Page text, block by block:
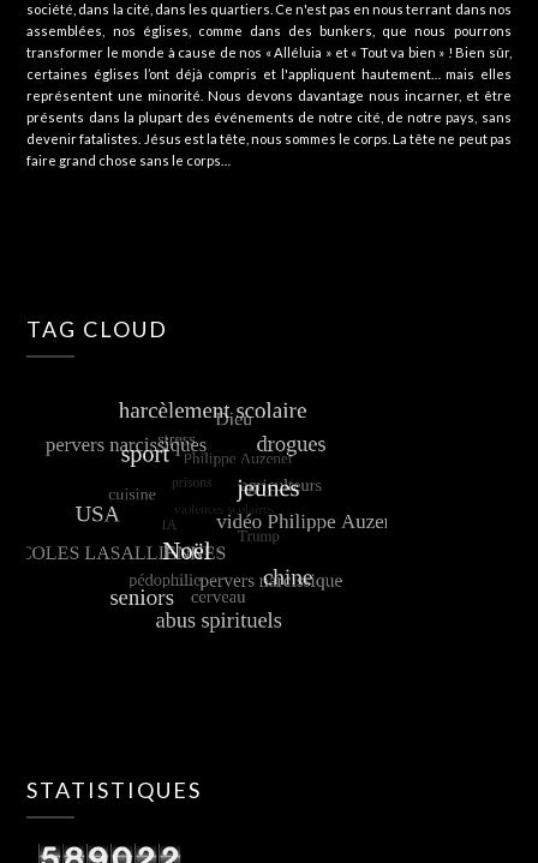
société, dans la cité, dans les quartiers. Ce n'est pas en nous terrant dans nos
assemblées, nos églises, comme dans des bunkers, que nous pourrons
transformer le monde à cause de nos « Alléluia » et « Tout va bien » ! Bien sûr,
certaines églises l’ont déjà compris et l'appliquent hautement… mais elles
représentent une minorité. Nous devons davantage nous incarner, et être
présents dans la plupart des événements de notre cité, de notre pays, sans
devenir fatalistes. Jésus est la tête, nous sommes le corps. La tête ne peut pas
faire grand chose sans le corps…
TAG CLOUD
STATISTIQUES